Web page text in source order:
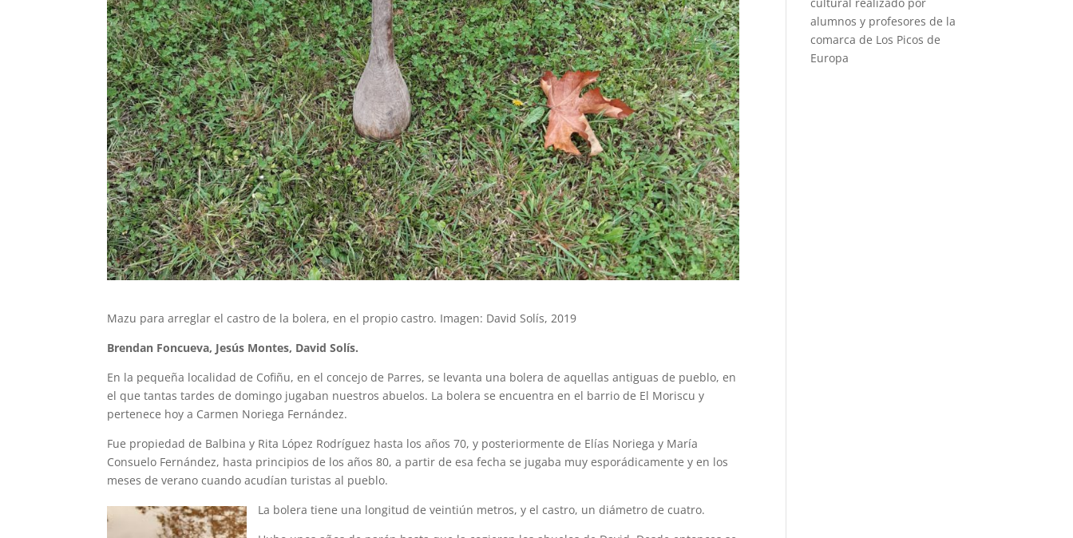
Mazu para arreglar el castro de la bolera, en el propio castro. Imagen: David Solís, 2019
Brendan Foncueva, Jesús Montes, David Solís.
En la pequeña localidad de Cofiñu, en el concejo de Parres, se levanta una bolera de aquellas antiguas de pueblo, en
el que tantas tardes de domingo jugaban nuestros abuelos. La bolera se encuentra en el barrio de El Moriscu y
pertenece hoy a Carmen Noriega Fernández.
Fue propiedad de Balbina y Rita López Rodríguez hasta los años 70, y posteriormente de Elías Noriega y María
Consuelo Fernández, hasta principios de los años 80, a partir de esa fecha se jugaba muy esporádicamente y en los
meses de verano cuando acudían turistas al pueblo.
La bolera tiene una longitud de veintiún metros, y el castro, un diámetro de cuatro.
alumnos y profesores de la
comarca de Los Picos de
Europa